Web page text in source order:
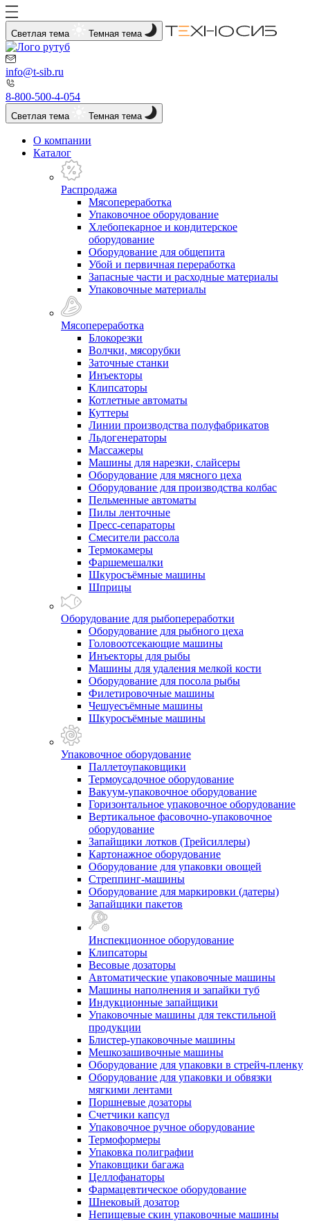
Светлая тема Темная тема
info@t-sib.ru
8-800-500-4-054
Светлая тема Темная тема
О компании
Каталог
Распродажа
Мясопереработка
Упаковочное оборудование
Хлебопекарное и кондитерское
оборудование
Оборудование для общепита
Убой и первичная переработка
Запасные части и расходные материалы
Упаковочные материалы
Мясопереработка
Блокорезки
Волчки, мясорубки
Заточные станки
Инъекторы
Клипсаторы
Котлетные автоматы
Куттеры
Линии производства полуфабрикатов
Льдогенераторы
Массажеры
Машины для нарезки, слайсеры
Оборудование для мясного цеха
Оборудование для производства колбас
Пельменные автоматы
Пилы ленточные
Пресс-сепараторы
Смесители рассола
Термокамеры
Фаршемешалки
Шкуросъёмные машины
Шприцы
Оборудование для рыбопереработки
Оборудование для рыбного цеха
Головоотсекающие машины
Инъекторы для рыбы
Машины для удаления мелкой кости
Оборудование для посола рыбы
Филетировочные машины
Чешуесъёмные машины
Шкуросъёмные машины
Упаковочное оборудование
Паллетоупаковщики
Термоусадочное оборудование
Вакуум-упаковочное оборудование
Горизонтальное упаковочное оборудование
Вертикальное фасовочно-упаковочное
оборудование
Запайщики лотков (Трейсиллеры)
Картонажное оборудование
Оборудование для упаковки овощей
Стреппинг-машины
Оборудование для маркировки (датеры)
Запайщики пакетов
Инспекционное оборудование
Клипсаторы
Весовые дозаторы
Автоматические упаковочные машины
Машины наполнения и запайки туб
Индукционные запайщики
Упаковочные машины для текстильной
продукции
Блистер-упаковочные машины
Мешкозашивочные машины
Оборудование для упаковки в стрейч-пленку
Оборудование для упаковки и обвязки
мягкими лентами
Поршневые дозаторы
Счетчики капсул
Упаковочное ручное оборудование
Термоформеры
Упаковка полиграфии
Упаковщики багажа
Целлофанаторы
Фармацевтическое оборудование
Шнековый дозатор
Непищевые скин упаковочные машины